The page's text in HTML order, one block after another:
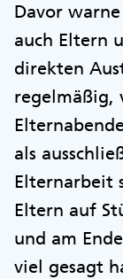
Davor
auch Eltern
direkten
regelmäßig,
als
Elternarbeit
Eltern auf
und am
viel gesagt